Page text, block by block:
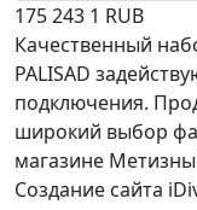
175243 1 RUB
Качественный
PALISAD
подключения.
широкий выбор
магазине
Создание сайта